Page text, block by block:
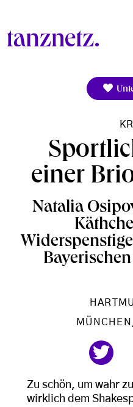
einer
Natalia
MÜNCHEN
Zu schön, um wahr
wirklich dem